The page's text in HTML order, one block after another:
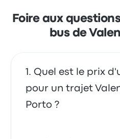
Cela s’est bien passé par
coup pas de place à côté
que ce soit pas attribué en
ils ne restent pas de place
Um pouco de retard.
5.0 sur 5 étoiles
Maria Alberta T.
commencer à 9 €
Foire aux
bus de
Quel est le prix
pour un trajet
Porto ?